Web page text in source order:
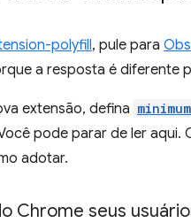
polyfill, pule para
a resposta é diferente
extensão, defina
pode parar de ler
adotar.
Chrome seus